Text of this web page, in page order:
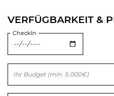
VERFÜGBARKEIT &
CheckIn
Bitte lasse dieses Feld leer.